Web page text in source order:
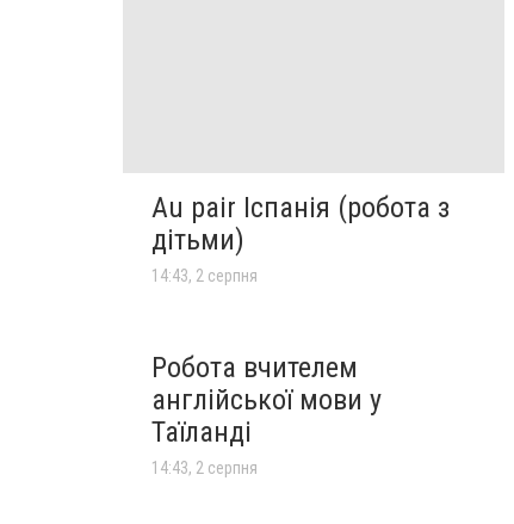
Au pair Іспанія (робота з
дітьми)
14:43, 2 серпня
Робота вчителем
англійської мови у
Таїланді
14:43, 2 серпня